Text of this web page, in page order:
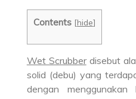
Contents [hide]
Wet Scrubberdisebut
solid (debu) yang
dengan